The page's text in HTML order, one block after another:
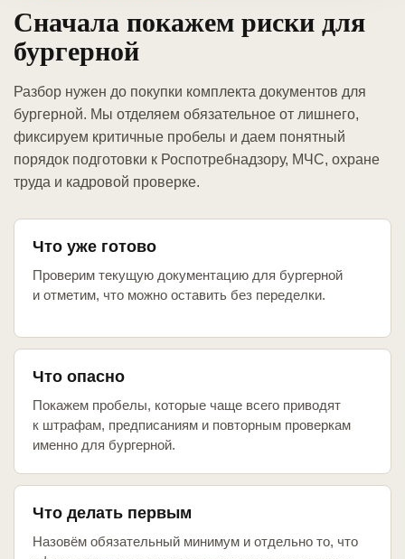
Сначала покажем риски для
бургерной
Разбор нужен до покупки комплекта документов для
бургерной. Мы отделяем обязательное от лишнего,
фиксируем критичные пробелы и даем понятный
порядок подготовки к Роспотребнадзору, МЧС, охране
труда и кадровой проверке.
Что уже готово
Проверим текущую документацию для бургерной
и отметим, что можно оставить без переделки.
Что опасно
Покажем пробелы, которые чаще всего приводят
к штрафам, предписаниям и повторным проверкам
именно для бургерной.
Что делать первым
Назовём обязательный минимум и отдельно то, что